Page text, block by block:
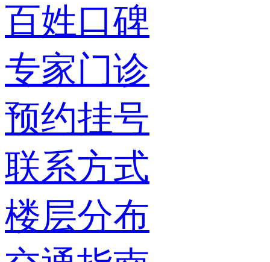
百姓口碑
专家门诊
预约挂号
联系方式
楼层分布